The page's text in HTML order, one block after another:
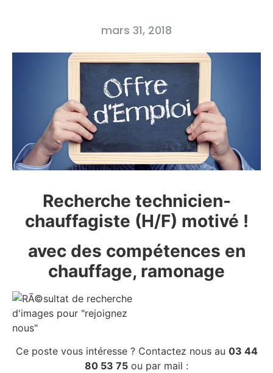
mars 31, 2018
Recherche technicien-
chauffagiste (H/F) motivé !
avec des compétences en
chauffage, ramonage
Ce poste vous intéresse ? Contactez nous au 03 44
80 53 75 ou par mail :